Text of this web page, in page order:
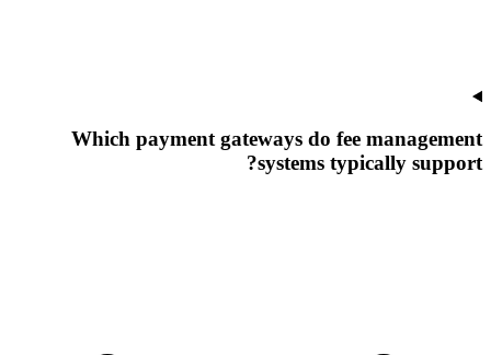
Which payment gateways do fee management
systems typically support?